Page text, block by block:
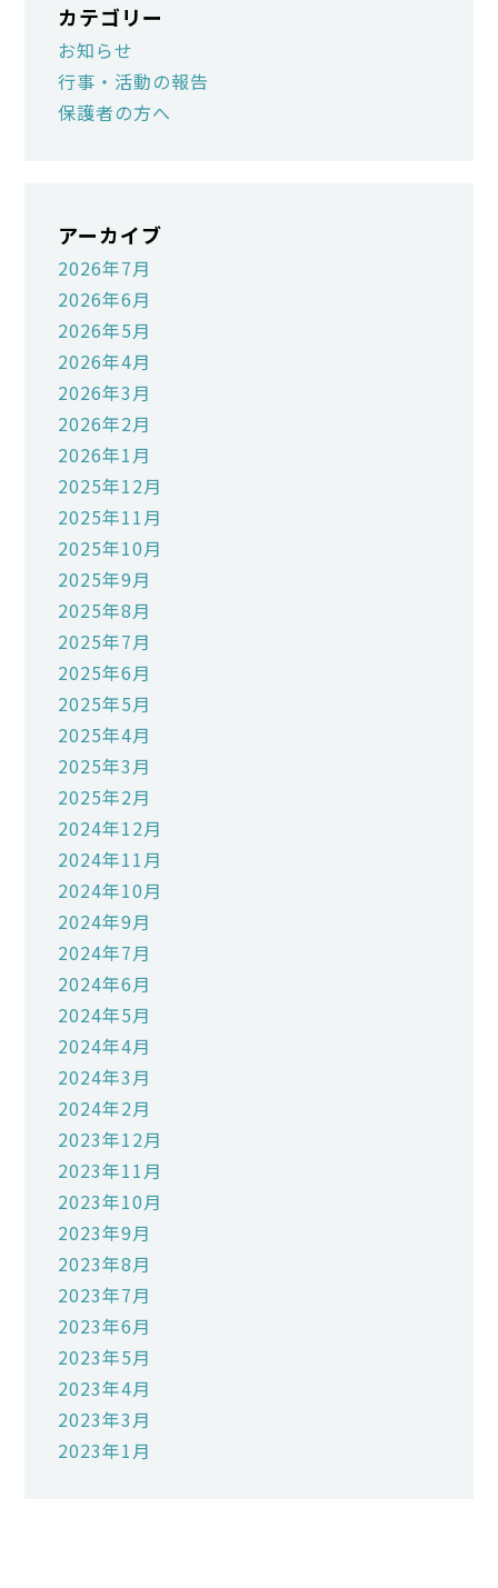
カテゴリー
お知らせ
行事・活動の報告
保護者の方へ
アーカイブ
2026年7月
2026年6月
2026年5月
2026年4月
2026年3月
2026年2月
2026年1月
2025年12月
2025年11月
2025年10月
2025年9月
2025年8月
2025年7月
2025年6月
2025年5月
2025年4月
2025年3月
2025年2月
2024年12月
2024年11月
2024年10月
2024年9月
2024年7月
2024年6月
2024年5月
2024年4月
2024年3月
2024年2月
2023年12月
2023年11月
2023年10月
2023年9月
2023年8月
2023年7月
2023年6月
2023年5月
2023年4月
2023年3月
2023年1月